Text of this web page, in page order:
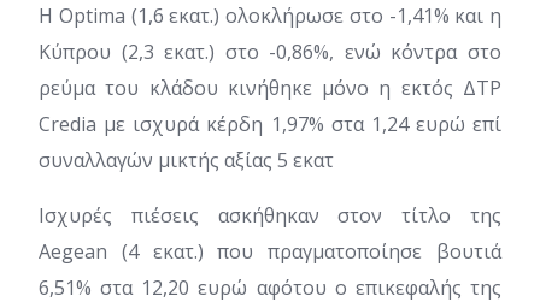
Η Optima (1,6 εκατ.) ολοκλήρωσε στο -1,41% και η
Κύπρου (2,3 εκατ.) στο -0,86%, ενώ κόντρα στο
ρεύμα του κλάδου κινήθηκε μόνο η εκτός ΔΤΡ
Credia με ισχυρά κέρδη 1,97% στα 1,24 ευρώ επί
συναλλαγών μικτής αξίας 5 εκατ
Ισχυρές πιέσεις ασκήθηκαν στον τίτλο της
Aegean (4 εκατ.) που πραγματοποίησε βουτιά
6,51% στα 12,20 ευρώ αφότου ο επικεφαλής της